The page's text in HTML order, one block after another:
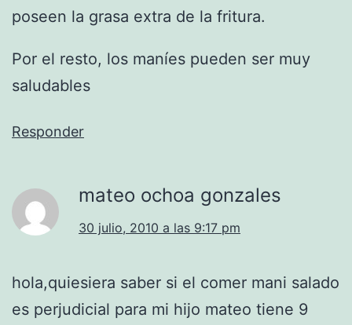
poseen la grasa extra de la fritura.
Por el resto, los maníes pueden ser muy
saludables
Responder
mateo ochoa gonzales
30 julio, 2010 a las 9:17 pm
hola,quiesiera saber si el comer mani salado
es perjudicial para mi hijo mateo tiene 9